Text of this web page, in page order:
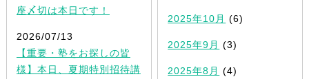
座〆切は本日です！
2026/07/13
【重要・塾をお探しの皆
様】本日、夏期特別招待講
2025年10月 (6)
2025年9月 (3)
2025年8月 (4)